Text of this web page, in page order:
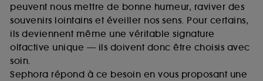
peuvent nous mettre de bonne humeur, raviver des
souvenirs lointains et éveiller nos sens. Pour certains,
ils deviennent même une véritable signature
olfactive unique — ils doivent donc être choisis avec
soin.
Sephora répond à ce besoin en vous proposant une